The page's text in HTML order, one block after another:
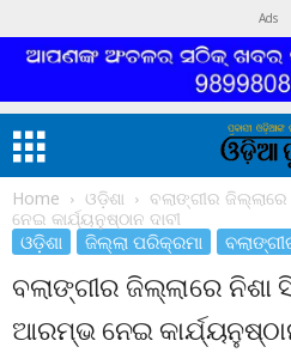
Ads
Home ଓଡ଼ିଶା
ବଲାଙ୍ଗୀର
ନେଇ କାର୍ଯ୍ୟନୁଷ୍ଠାନ ଦାବୀ
ଓଡ଼ିଶା ଜିଲ୍ଲା ପରିକ୍ରମା
ବଲାଙ୍ଗୀର ଜିଲ୍ଲାରେ ନିଶା
ଆରମ୍ଭ ନେଇ